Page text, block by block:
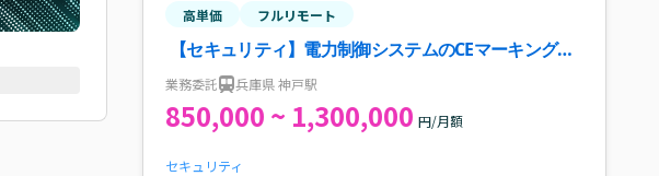
高単価 フルリモート
【セキュリティ】電力制御システムのCEマーキング取
得支援案件・求人
業務委託 兵庫県 神戸駅
850,000 ~ 1,300,000 円/月額
セキュリティ